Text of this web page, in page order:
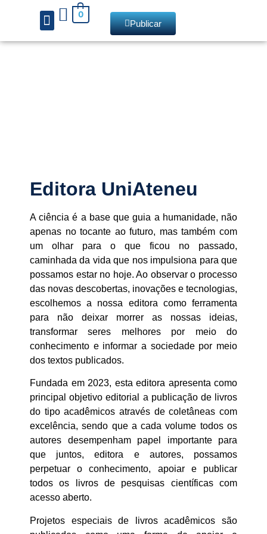
0
Publicar
Editora UniAteneu
A ciência é a base que guia a humanidade, não
apenas no tocante ao futuro, mas também com
um olhar para o que ficou no passado,
caminhada da vida que nos impulsiona para que
possamos estar no hoje. Ao observar o processo
das novas descobertas, inovações e tecnologias,
escolhemos a nossa editora como ferramenta
para não deixar morrer as nossas ideias,
transformar seres melhores por meio do
conhecimento e informar a sociedade por meio
dos textos publicados.
Fundada em 2023, esta editora apresenta como
principal objetivo editorial a publicação de livros
do tipo acadêmicos através de coletâneas com
excelência, sendo que a cada volume todos os
autores desempenham papel importante para
que juntos, editora e autores, possamos
perpetuar o conhecimento, apoiar e publicar
todos os livros de pesquisas científicas com
acesso aberto.
Projetos especiais de livros acadêmicos são